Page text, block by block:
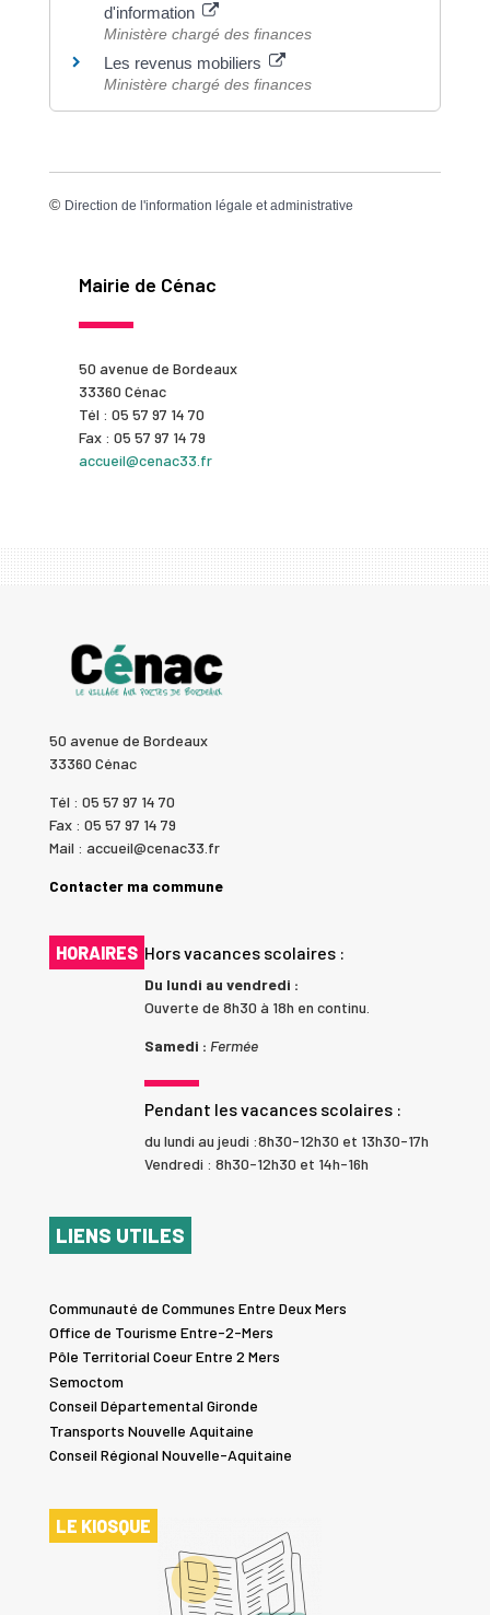
d'information
Ministère chargé des finances
Les revenus mobiliers
Ministère chargé des finances
© Direction de l'information légale et administrative
Mairie de Cénac
50 avenue de Bordeaux
33360 Cénac
Tél : 05 57 97 14 70
Fax : 05 57 97 14 79
accueil@cenac33.fr
50 avenue de Bordeaux
33360 Cénac
Tél : 05 57 97 14 70
Fax : 05 57 97 14 79
Mail : accueil@cenac33.fr
Contacter ma commune
HORAIRES Hors vacances scolaires :
Du lundi au vendredi :
Ouverte de 8h30 à 18h en continu.
Samedi : Fermée
Pendant les vacances scolaires :
du lundi au jeudi :8h30-12h30 et 13h30-17h
Vendredi : 8h30-12h30 et 14h-16h
LIENS UTILES
Communauté de Communes Entre Deux Mers
Office de Tourisme Entre-2-Mers
Pôle Territorial Coeur Entre 2 Mers
Semoctom
Conseil Départemental Gironde
Transports Nouvelle Aquitaine
Conseil Régional Nouvelle-Aquitaine
LE KIOSQUE